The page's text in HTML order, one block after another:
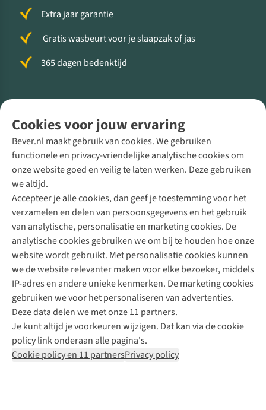
Cookies voor jouw ervaring
Bever.nl maakt gebruik van cookies. We gebruiken
functionele en privacy-vriendelijke analytische cookies om
onze website goed en veilig te laten werken. Deze gebruiken
we altijd.
Accepteer je alle cookies, dan geef je toestemming voor het
verzamelen en delen van persoonsgegevens en het gebruik
van analytische, personalisatie en marketing cookies. De
analytische cookies gebruiken we om bij te houden hoe onze
website wordt gebruikt. Met personalisatie cookies kunnen
we de website relevanter maken voor elke bezoeker, middels
IP-adres en andere unieke kenmerken. De marketing cookies
gebruiken we voor het personaliseren van advertenties.
Deze data delen we met onze 11 partners.
Je kunt altijd je voorkeuren wijzigen. Dat kan via de cookie
policy link onderaan alle pagina's.
Cookie policy en 11 partnersPrivacy policy
Extra jaar garantie
Gratis wasbeurt voor je slaapzak of jas
365 dagen bedenktijd
Direct advies van een Buitenexpert
+31 (0)85 888 50 88
+31 6 12 28 49 80
Contactformulier